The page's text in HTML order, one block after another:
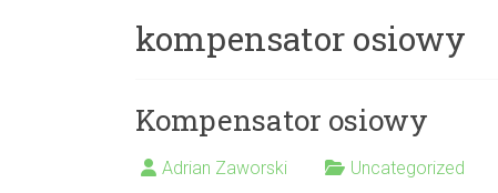
kompensator osiowy
Kompensator osiowy
Adrian Zaworski Uncategorized